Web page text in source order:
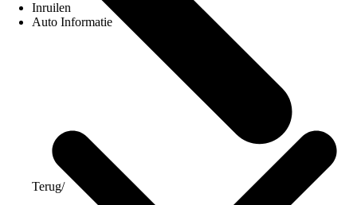
Inruilen
Auto Informatie
Terug/